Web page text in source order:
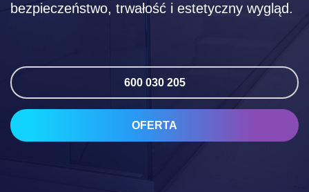
bezpieczeństwo, trwałość i estetyczny wygląd.
600 030 205
OFERTA